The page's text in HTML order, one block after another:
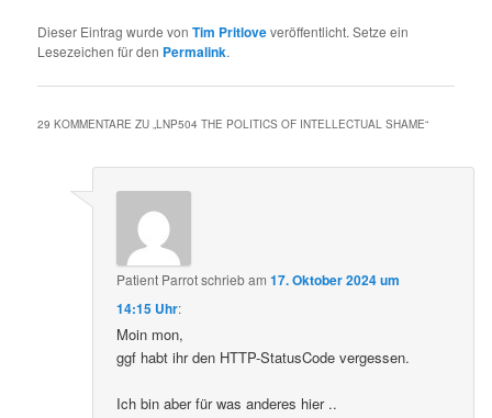
Dieser Eintrag wurde vonTim Pritloveveröffentlicht. Setze ein
Lesezeichen für den Permalink.
29 KOMMENTARE ZU „LNP504 THE POLITICS OF INTELLECTUAL SHAME“
Patient Parrotschriebam17. Oktober 2024 um
14:15 Uhr:
Moin mon,
ggf habt ihr den HTTP-StatusCode vergessen.
Ich bin aber für was anderes hier ..